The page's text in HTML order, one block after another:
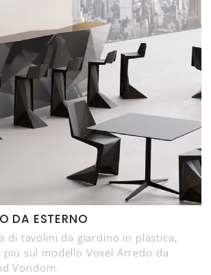
DA ESTERNO
di tavolini da giardino in plastica,
più sul modello Voxel Arredo da
Vondom.